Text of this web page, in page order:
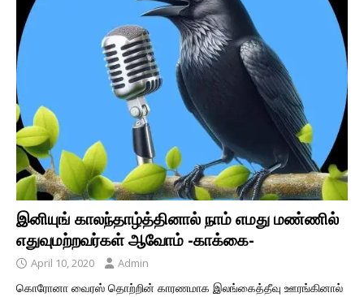
இனியுங் காலந்தாழ்த்தினால் நாம் எமது மண்ணில்
எதுவுமற்றவர்கள் ஆவோம் -காக்கை-
April 10, 2020 Admin
கொரோனா வைரஸ் தொற்றின் காரணமாக இலங்கைத்தீவு ஊரங்கினால்